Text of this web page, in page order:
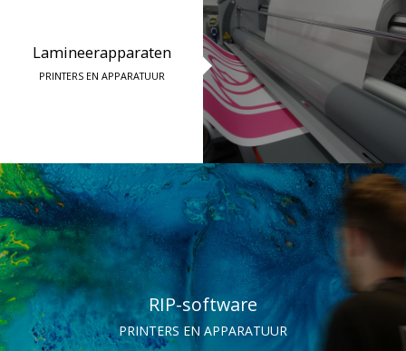
Lamineerapparaten
PRINTERS EN APPARATUUR
RIP-software
PRINTERS EN APPARATUUR